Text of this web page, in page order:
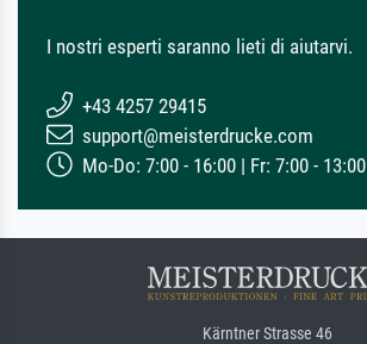
I nostri esperti saranno lieti di aiutarvi.
+43 4257 29415
support@meisterdrucke.com
Mo-Do: 7:00 - 16:00 | Fr: 7:00 - 13:00
Kärntner Strasse 46